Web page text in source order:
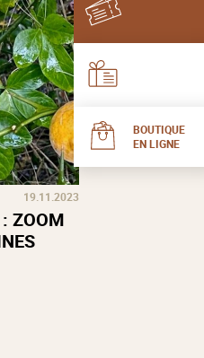
BOUTIQUE
EN LIGNE
19.11.2023
ZOOM